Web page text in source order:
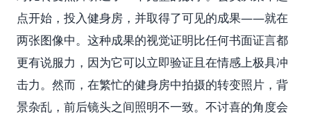
点开始，投入健身房，并取得了可见的成果——就在
两张图像中。这种成果的视觉证明比任何书面证言都
更有说服力，因为它可以立即验证且在情感上极具冲
击力。然而，在繁忙的健身房中拍摄的转变照片，背
景杂乱，前后镜头之间照明不一致。不讨喜的角度会